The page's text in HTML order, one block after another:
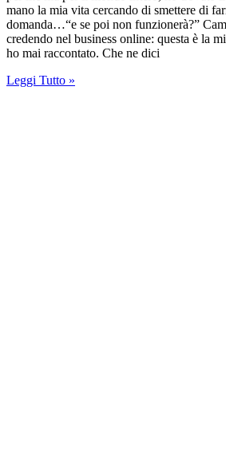
mano la mia vita cercando di smettere di
domanda…“e se poi non funzionerà?”
credendo nel business online: questa è la
ho mai raccontato. Che ne dici
Leggi Tutto »